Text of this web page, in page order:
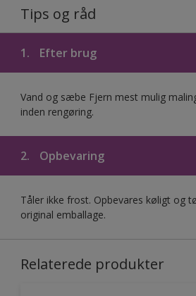
Tips og råd
1. Efter brug
Vand og sæbe Fjern mest mulig
inden rengøring.
2. Opbevaring
Tåler ikke frost. Opbevares køligt og
original emballage.
Relaterede produkter